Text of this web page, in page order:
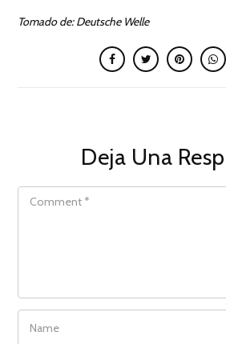
Tomado de: Deutsche Welle
Deja Una
COMMENT
NAME